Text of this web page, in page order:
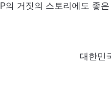
P의 거짓의 스토리에도 좋
대한민